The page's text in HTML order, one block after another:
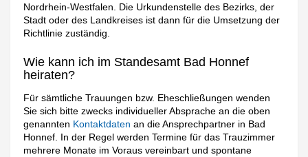
Nordrhein-Westfalen. Die Urkundenstelle des Bezirks, der
Stadt oder des Landkreises ist dann für die Umsetzung der
Richtlinie zuständig.
Wie kann ich im Standesamt Bad Honnef
heiraten?
Für sämtliche Trauungen bzw. Eheschließungen wenden
Sie sich bitte zwecks individueller Absprache an die oben
genannten Kontaktdaten an die Ansprechpartner in Bad
Honnef. In der Regel werden Termine für das Trauzimmer
mehrere Monate im Voraus vereinbart und spontane